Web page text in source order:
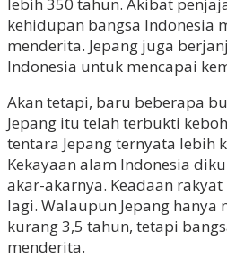
kehidupan bangsa Indonesia
menderita. Jepang juga
Indonesia untuk mencapai
Akan tetapi, baru beberapa
Jepang itu telah terbukti
tentara Jepang ternyata lebih
Kekayaan alam Indonesia
akar-akarnya. Keadaan
lagi. Walaupun Jepang hanya
kurang 3,5 tahun, tetapi
menderita.